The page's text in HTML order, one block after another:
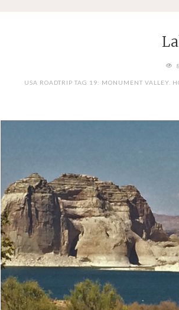
FULL
USA ROADTRIP TAG 19: MONUMENT VALLEY.